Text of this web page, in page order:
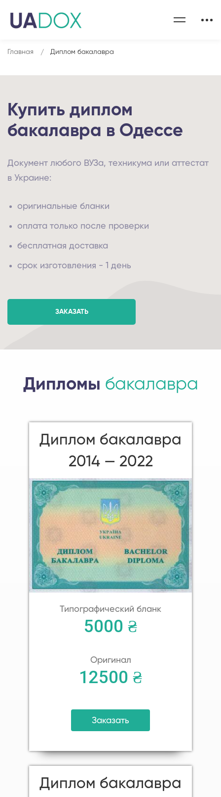
Главная Диплом бакалавра
Купить диплом
бакалавра в Одессе
Документ любого ВУЗа, техникума или аттестат
в Украине:
оригинальные бланки
оплата только после проверки
бесплатная доставка
срок изготовления - 1 день
ЗАКАЗАТЬ
Дипломы бакалавра
Диплом бакалавра
2014 — 2022
Типографический бланк
5000 ₴
Оригинал
12500 ₴
Заказать
Диплом бакалавра